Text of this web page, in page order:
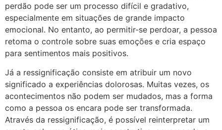
perdão pode ser um processo difícil e gradativo,
especialmente em situações de grande impacto
emocional. No entanto, ao permitir-se perdoar, a pessoa
retoma o controle sobre suas emoções e cria espaço
para sentimentos mais positivos.
Já a ressignificação consiste em atribuir um novo
significado a experiências dolorosas. Muitas vezes, os
acontecimentos não podem ser mudados, mas a forma
como a pessoa os encara pode ser transformada.
Através da ressignificação, é possível reinterpretar um